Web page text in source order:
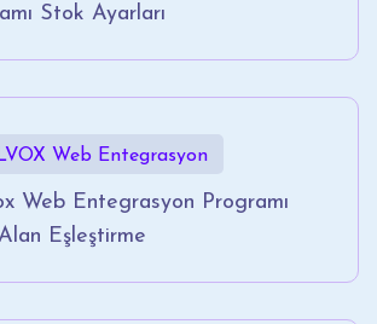
Stok Ayarları
Web Entegrasyon
Web Entegrasyon Programı
Eşleştirme